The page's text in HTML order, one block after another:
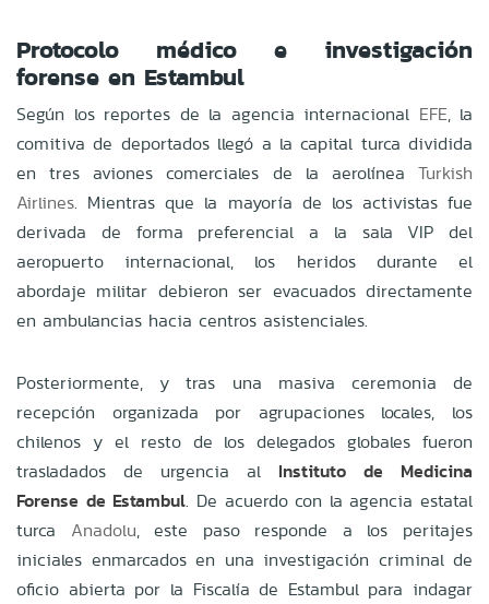
Protocolo médico e investigación
forense en Estambul
Según los reportes de la agencia internacional EFE, la
comitiva de deportados llegó a la capital turca dividida
en tres aviones comerciales de la aerolínea Turkish
Airlines. Mientras que la mayoría de los activistas fue
derivada de forma preferencial a la sala VIP del
aeropuerto internacional, los heridos durante el
abordaje militar debieron ser evacuados directamente
en ambulancias hacia centros asistenciales.
Posteriormente, y tras una masiva ceremonia de
recepción organizada por agrupaciones locales, los
chilenos y el resto de los delegados globales fueron
trasladados de urgencia al Instituto de Medicina
Forense de Estambul. De acuerdo con la agencia estatal
turca Anadolu, este paso responde a los peritajes
iniciales enmarcados en una investigación criminal de
oficio abierta por la Fiscalía de Estambul para indagar